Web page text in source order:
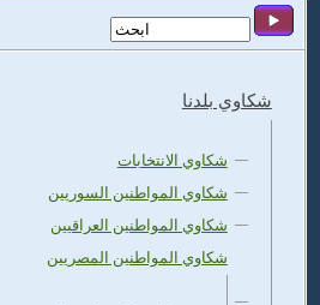
شكاوي بلدنا
شكاوي الانتخابات
شكاوي المواطنين السوريين
شكاوي المواطنين العراقيين
شكاوي المواطنين المصريين